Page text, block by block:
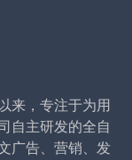
来，专注于为用
自主研发的全自
广告、营销、发